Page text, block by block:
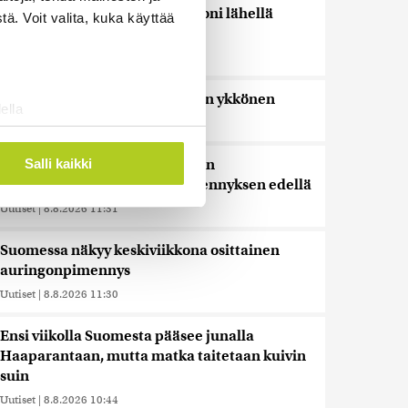
Voit valita, kuka käyttää
. Voit muuttaa
alan
tietoja muihin tietoihin, joita
siirtää ulkomaille.
Salli kaikki
Bulgariassa on räjähtänyt drooni lähellä
HS: Kaikkonen puoluejohtajien ykkönen
Uutiset | 8.8.2026 13:09
Ursa on myynyt ennätysmäärän
pimennyslaseja auringonpimennyksen edellä
Uutiset | 8.8.2026 11:31
Suomessa näkyy keskiviikkona osittainen
auringonpimennys
Uutiset | 8.8.2026 11:30
Ensi viikolla Suomesta pääsee junalla
Haaparantaan, mutta matka taitetaan kuivin
suin
Uutiset | 8.8.2026 10:44